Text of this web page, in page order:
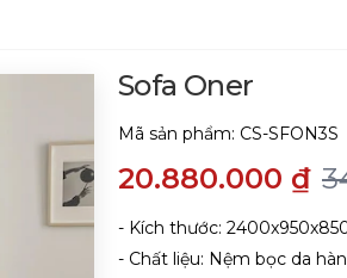
Sofa Oner
Mã sản phẩm: CS-SFON3S
20.880.000 ₫
- Kích thước:
- Chất liệu: Nệm bọc da